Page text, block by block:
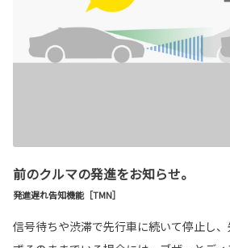
前のクルマの発進をお知らせ。
発進遅れ告知機能［TMN］
信号待ちや渋滞で先行車に続いて停止し